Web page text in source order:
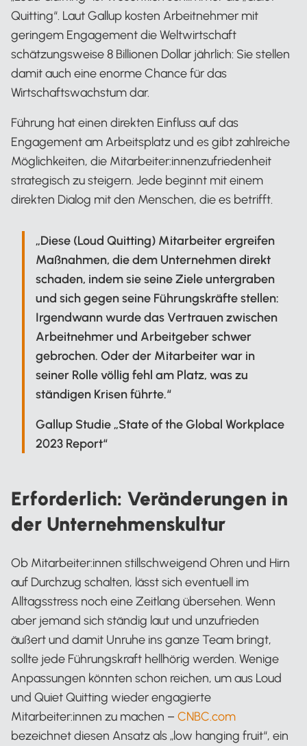
Quitting“. Laut Gallup kosten Arbeitnehmer mit
geringem Engagement die Weltwirtschaft
schätzungsweise 8 Billionen Dollar jährlich: Sie stellen
damit auch eine enorme Chance für das
Wirtschaftswachstum dar.
Führung hat einen direkten Einfluss auf das
Engagement am Arbeitsplatz und es gibt zahlreiche
Möglichkeiten, die Mitarbeiter:innenzufriedenheit
strategisch zu steigern. Jede beginnt mit einem
direkten Dialog mit den Menschen, die es betrifft.
„Diese (Loud Quitting) Mitarbeiter ergreifen
Maßnahmen, die dem Unternehmen direkt
schaden, indem sie seine Ziele untergraben
und sich gegen seine Führungskräfte stellen:
Irgendwann wurde das Vertrauen zwischen
Arbeitnehmer und Arbeitgeber schwer
gebrochen. Oder der Mitarbeiter war in
seiner Rolle völlig fehl am Platz, was zu
ständigen Krisen führte.“
Gallup Studie „State of the Global Workplace
2023 Report“
Erforderlich: Veränderungen in
der Unternehmenskultur
Ob Mitarbeiter:innen stillschweigend Ohren und Hirn
auf Durchzug schalten, lässt sich eventuell im
Alltagsstress noch eine Zeitlang übersehen. Wenn
aber jemand sich ständig laut und unzufrieden
äußert und damit Unruhe ins ganze Team bringt,
sollte jede Führungskraft hellhörig werden. Wenige
Anpassungen könnten schon reichen, um aus Loud
und Quiet Quitting wieder engagierte
Mitarbeiter:innen zu machen – CNBC.com
bezeichnet diesen Ansatz als „low hanging fruit“, ein